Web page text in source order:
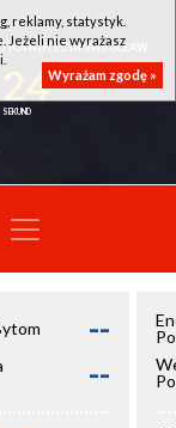
NOTEĆ INOWROCŁAW
24
--
--
reklamy, statystyk.
Jeżeli nie wyrażasz
Wyrażam zgodę »